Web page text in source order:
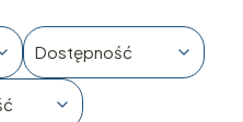
Dostępność